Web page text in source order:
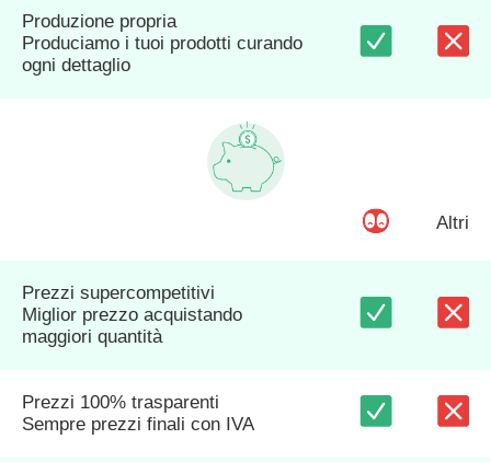
Produzione propria
Produciamo i tuoi prodotti curando
ogni dettaglio
Altri
Prezzi supercompetitivi
Miglior prezzo acquistando
maggiori quantità
Prezzi 100% trasparenti
Sempre prezzi finali con IVA